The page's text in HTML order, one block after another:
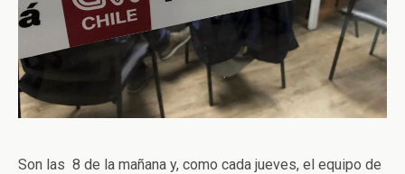
Son las 8 de la mañana y, como cada jueves, el equipo de